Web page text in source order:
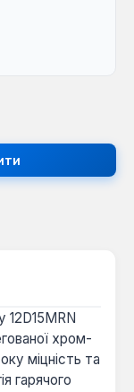
потрібну
12D15MRN
хром-
міцність та
гарячого